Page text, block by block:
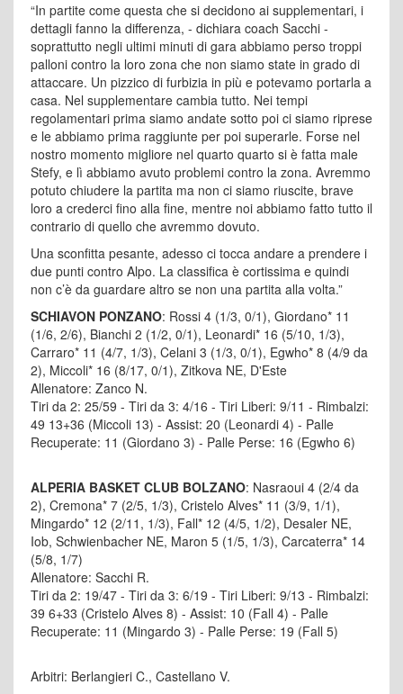
“In partite come questa che si decidono ai supplementari, i
dettagli fanno la differenza, - dichiara coach Sacchi -
soprattutto negli ultimi minuti di gara abbiamo perso troppi
palloni contro la loro zona che non siamo state in grado di
attaccare. Un pizzico di furbizia in più e potevamo portarla a
casa. Nel supplementare cambia tutto. Nei tempi
regolamentari prima siamo andate sotto poi ci siamo riprese
e le abbiamo prima raggiunte per poi superarle. Forse nel
nostro momento migliore nel quarto quarto si è fatta male
Stefy, e lì abbiamo avuto problemi contro la zona. Avremmo
potuto chiudere la partita ma non ci siamo riuscite, brave
loro a crederci fino alla fine, mentre noi abbiamo fatto tutto il
contrario di quello che avremmo dovuto.
Una sconfitta pesante, adesso ci tocca andare a prendere i
due punti contro Alpo. La classifica è cortissima e quindi
non c’è da guardare altro se non una partita alla volta.”
SCHIAVON PONZANO: Rossi 4 (1/3, 0/1), Giordano* 11
(1/6, 2/6), Bianchi 2 (1/2, 0/1), Leonardi* 16 (5/10, 1/3),
Carraro* 11 (4/7, 1/3), Celani 3 (1/3, 0/1), Egwho* 8 (4/9 da
2), Miccoli* 16 (8/17, 0/1), Zitkova NE, D'Este
Allenatore: Zanco N.
Tiri da 2: 25/59 - Tiri da 3: 4/16 - Tiri Liberi: 9/11 - Rimbalzi:
49 13+36 (Miccoli 13) - Assist: 20 (Leonardi 4) - Palle
Recuperate: 11 (Giordano 3) - Palle Perse: 16 (Egwho 6)
ALPERIA BASKET CLUB BOLZANO: Nasraoui 4 (2/4 da
2), Cremona* 7 (2/5, 1/3), Cristelo Alves* 11 (3/9, 1/1),
Mingardo* 12 (2/11, 1/3), Fall* 12 (4/5, 1/2), Desaler NE,
Iob, Schwienbacher NE, Maron 5 (1/5, 1/3), Carcaterra* 14
(5/8, 1/7)
Allenatore: Sacchi R.
Tiri da 2: 19/47 - Tiri da 3: 6/19 - Tiri Liberi: 9/13 - Rimbalzi:
39 6+33 (Cristelo Alves 8) - Assist: 10 (Fall 4) - Palle
Recuperate: 11 (Mingardo 3) - Palle Perse: 19 (Fall 5)
Arbitri: Berlangieri C., Castellano V.